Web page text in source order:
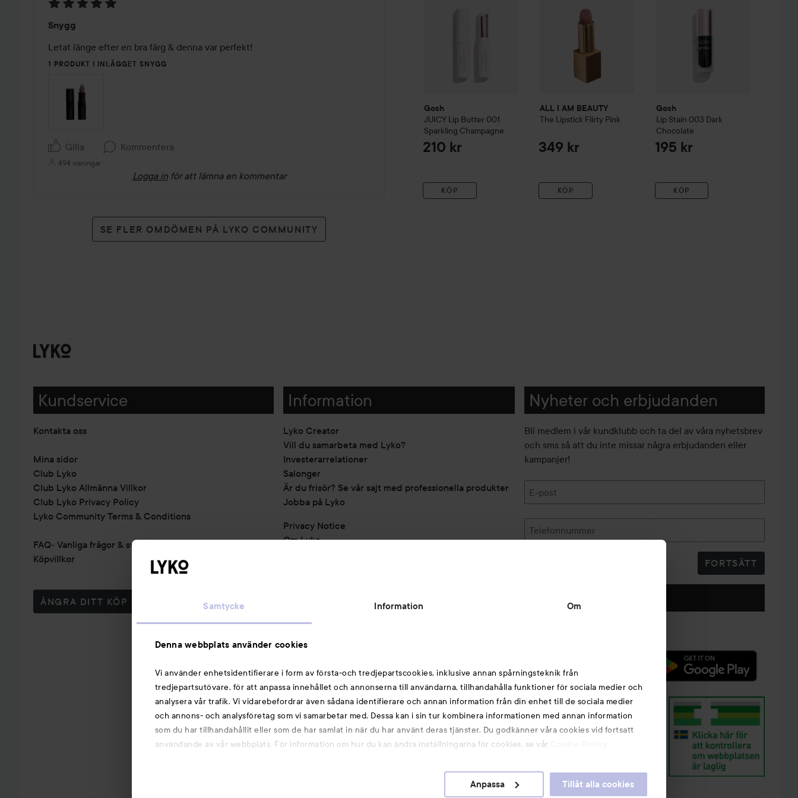
Samtycke Information Om
Denna webbplats använder cookies
Vi använder enhetsidentifierare i form av första-och tredjepartscookies, inklusive annan spårningsteknik från
tredjepartsutövare, för att anpassa innehållet och annonserna till användarna, tillhandahålla funktioner för sociala medier och
analysera vår trafik. Vi vidarebefordrar även sådana identifierare och annan information från din enhet till de sociala medier
och annons- och analysföretag som vi samarbetar med. Dessa kan i sin tur kombinera informationen med annan information
som du har tillhandahållit eller som de har samlat in när du har använt deras tjänster. Du godkänner våra cookies vid fortsatt
användande av vår webbplats. För information om hur du kan ändra inställningarna för cookies, se vår
Anpassa Tillåt alla cookies
5
av
5
Snygg
Letat länge efter en bra färg & denna var perfekt!
1 PRODUKT I INLÄGGET SNYGG
Gilla Kommentera
494 visningar
Logga in för att lämna en kommentar
SE FLER OMDÖMEN PÅ LYKO COMMUNITY
Gosh
JUICY Lip Butter 001
Sparkling Champagne
210 kr
KÖP
ALL I AM BEAUTY
The Lipstick Flirty Pink
349 kr
KÖP
Gosh
Lip Stain 003 Dark
Chocolate
195 kr
KÖP
Kundservice
Kontakta oss
Mina sidor
Club Lyko
Club Lyko Allmänna Villkor
Club Lyko Privacy Policy
Lyko Community Terms & Conditions
FAQ- Vanliga frågor & svar
Köpvillkor
ÅNGRA DITT KÖP
Information
Lyko Creator
Vill du samarbeta med Lyko?
Investerarrelationer
Salonger
Är du frisör? Se vår sajt med professionella produkter
Jobba på Lyko
Privacy Notice
Om Lyko
Michael Edwards Fragrances of the World
Cookie Consent
Partners
Du kanske också gillar
Smink
Hårnålar
Nyheter och erbjudanden
Bli medlem i vår kundklubb och ta del av våra nyhetsbrev
och sms så att du inte missar några erbjudanden eller
kampanjer!
E-post
Telefonnummer
FORTSÄTT
Följ oss